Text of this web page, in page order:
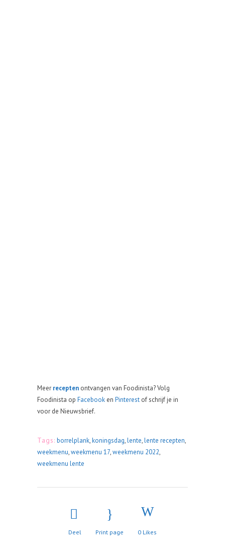
Meer recepten ontvangen van Foodinista? Volg
Foodinista op Facebook en Pinterest of schrijf je in
voor de Nieuwsbrief.
Tags: borrelplank,koningsdag,lente,lente recepten,
weekmenu,weekmenu 17,weekmenu 2022,
weekmenu lente
Deel Print page 0 Likes